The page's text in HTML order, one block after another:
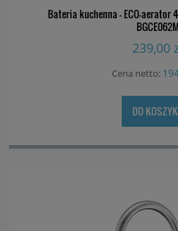
Bateria kuchenna - ECO-aerator
239,00
Cena netto:
DO